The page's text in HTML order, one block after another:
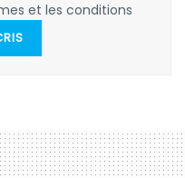
et les conditions